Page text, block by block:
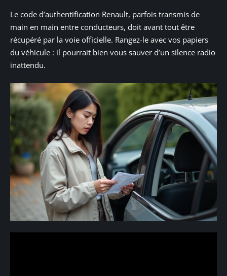
Le code d’authentification Renault, parfois transmis de
main en main entre conducteurs, doit avant tout être
récupéré par la voie officielle. Rangez-le avec vos papiers
du véhicule : il pourrait bien vous sauver d’un silence radio
inattendu.